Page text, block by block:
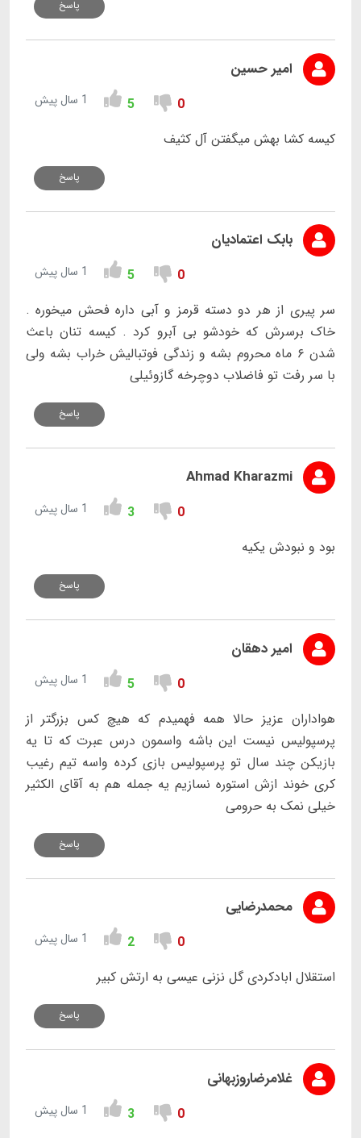
پاسخ
امیر حسین
0
5 1 سال پیش
کیسه کشا بهش میگفتن آل کثیف
پاسخ
بابک اعتمادیان
0
5 1 سال پیش
سر پیری از هر دو دسته قرمز و آبی داره فحش میخوره .
خاک برسرش که خودشو بی آبرو کرد . کیسه تنان باعث
شدن ۶ ماه محروم بشه و زندگی فوتبالیش خراب بشه ولی
با سر رفت تو فاضلاب دوچرخه گازوئیلی
پاسخ
Ahmad Kharazmi
0
3 1 سال پیش
بود و نبودش یکیه
پاسخ
امیر دهقان
0
5 1 سال پیش
هواداران عزیز حالا همه فهمیدم که هیچ کس بزرگتر از
پرسپولیس نیست این باشه واسمون درس عبرت که تا یه
بازیکن چند سال تو پرسپولیس بازی کرده واسه تیم رغیب
کری خوند ازش استوره نسازیم یه جمله هم به آقای الکثیر
خیلی نمک به حرومی
پاسخ
محمدرضایی
0
2 1 سال پیش
استقلال ابادکردی گل نزنی عیسی به ارتش کبیر
پاسخ
غلامرضاروزبهانی
0
3 1 سال پیش